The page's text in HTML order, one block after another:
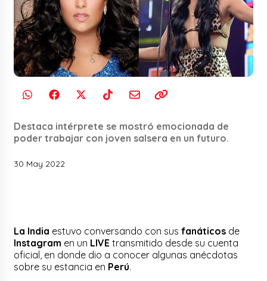
Destaca intérprete se mostró emocionada de
poder trabajar con joven salsera en un futuro.
30 May 2022
La India estuvo conversando con susfanáticos de
Instagram en un LIVEtransmitido desde su cuenta
oficial, en donde dio a conocer algunas anécdotas
sobre su estancia en Perú.